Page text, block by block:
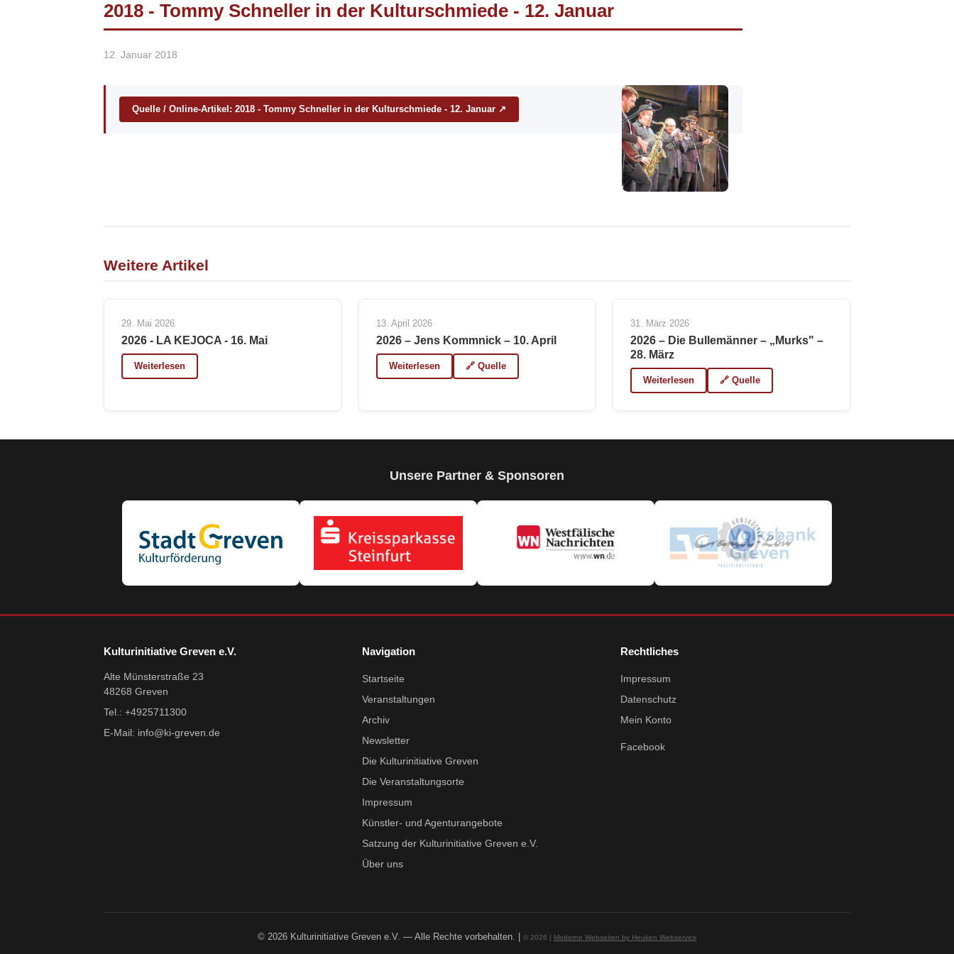
2018 - Tommy Schneller in der Kulturschmiede - 12. Januar
12. Januar 2018
Quelle / Online-Artikel: 2018 - Tommy Schneller in der Kulturschmiede - 12. Januar ↗
Weitere Artikel
29. Mai 2026
2026 - LA KEJOCA - 16. Mai
Weiterlesen
13. April 2026
2026 – Jens Kommnick – 10. April
Weiterlesen 🔗 Quelle
31. März 2026
2026 – Die Bullemänner – „Murks" –
28. März
Weiterlesen 🔗 Quelle
Unsere Partner & Sponsoren
Kulturinitiative Greven e.V.
Alte Münsterstraße 23
48268 Greven
Tel.: +4925711300
E-Mail: info@ki-greven.de
Navigation
Startseite
Veranstaltungen
Archiv
Newsletter
Die Kulturinitiative Greven
Die Veranstaltungsorte
Impressum
Künstler- und Agenturangebote
Satzung der Kulturinitiative Greven e.V.
Über uns
Rechtliches
Impressum
Datenschutz
Mein Konto
Facebook
© 2026 Kulturinitiative Greven e.V. — Alle Rechte vorbehalten. | © 2026 | Moderne Webseiten by Heuken Webservice